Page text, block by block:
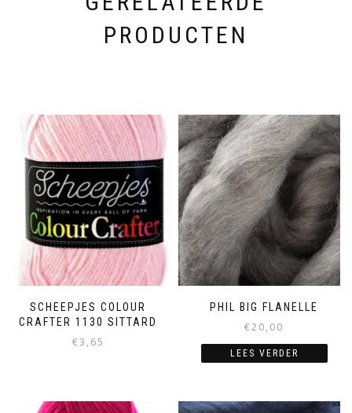
PRODUCTEN
SCHEEPJES COLOUR
CRAFTER 1130 SITTARD
€3,65
PHIL BIG FLANELLE
€20,00
LEES VERDER